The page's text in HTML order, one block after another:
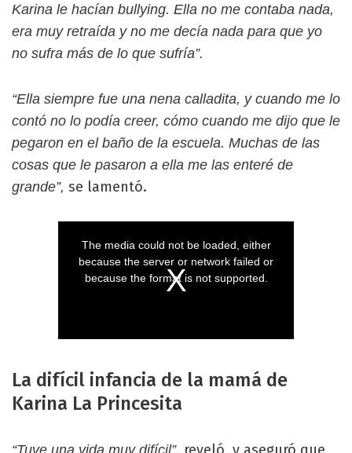
Karina le hacían bullying. Ella no me contaba nada,
era muy retraída y no me decía nada para que yo
no sufra más de lo que sufría”.
“Ella siempre fue una nena calladita, y cuando me lo
contó no lo podía creer, cómo cuando me dijo que le
pegaron en el baño de la escuela. Muchas de las
cosas que le pasaron a ella me las enteré de
grande”, se lamentó.
La difícil infancia de la mamá de
Karina La Princesita
“Tuve una vida muy difícil”,